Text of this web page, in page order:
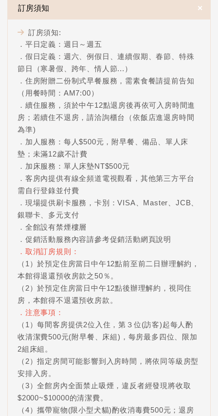
訂房須知 ＋
訂房須知:
．平日定義：週日～週五
．假日定義：週六、例假日、連續假期、春節、特殊
節日（寒暑假、跨年、情人節...）
．住房附贈二份制式早餐服務，需素食餐請提前告知
（用餐時間：AM7:00）
．續住服務，須於中午12點退房後再依可入房時間進
房；若續住不退房，請洽詢櫃台（依飯店進退房時間
為準)
．加人服務：每人$500元，附早餐、備品、單人床
墊；未滿12歲不計費
．加床服務：單人床墊NT$500元
．客房內提供有線全頻道電視觀看，其他第三方平台
需自行登錄並付費
．現場提供刷卡服務，卡別：VISA、Master、JCB、
銀聯卡、多元支付
．全館設有禁煙樓層
．促銷活動服務內容請參考促銷活動網頁說明
．取消訂房規則：
（1）於預定住房當日中午12點前至前二日辦理解約，
本館得退還預收房款之50％。
（2）於預定住房當日中午12點後辦理解約，視同住
房，本館得不退還預收房款。
．注意事項：
（1）每間客房提供2位入住，第３位(訪客)起每人酌
收清潔費500元(附早餐、床組)，每房最多四位、限加
2組床組。
（2）指定房間可能影響到入房時間，將依同等級房型
安排入房。
（3）全館房內全面禁止吸煙，違反者經發現將收取
$2000~$10000的清潔費。
（4）攜帶寵物(限小型犬貓)酌收消毒費500元；退房